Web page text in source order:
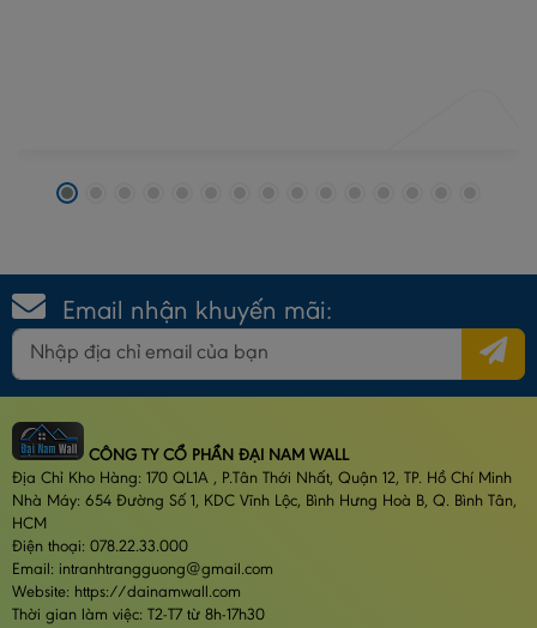
Email nhận khuyến mãi:
CÔNG TY CỔ PHẦN ĐẠI NAM WALL
Địa Chỉ Kho Hàng: 170 QL1A , P.Tân Thới Nhất, Quận 12, TP. Hồ Chí Minh
Nhà Máy: 654 Đường Số 1, KDC Vĩnh Lộc, Bình Hưng Hoà B, Q. Bình Tân,
HCM
Điện thoại: 078.22.33.000
Email: intranhtrangguong@gmail.com
Website: https://dainamwall.com
Thời gian làm việc: T2-T7 từ 8h-17h30